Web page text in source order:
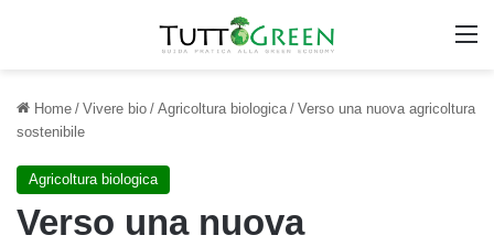
Home / Vivere bio / Agricoltura biologica / Verso una nuova agricoltura
sostenibile
Agricoltura biologica
Verso una nuova